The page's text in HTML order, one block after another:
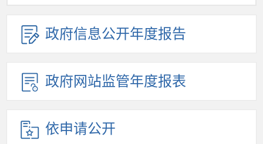
政府信息公开年度报告
政府网站监管年度报表
依申请公开